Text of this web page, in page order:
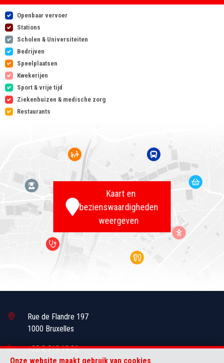
Openbaar vervoer
Stations
Scholen & Universiteiten
Bedrijven
Speelplaatsen
Kwekerijen
Sport & vrije tijd
Ziekenhuizen & medische zorg
Restaurants
Kaart en
bezienswaardigheden
weergeven
Onze website maakt gebruik van cookies
Rue de Flandre 197
1000 Bruxelles
+32 2 219.19.96